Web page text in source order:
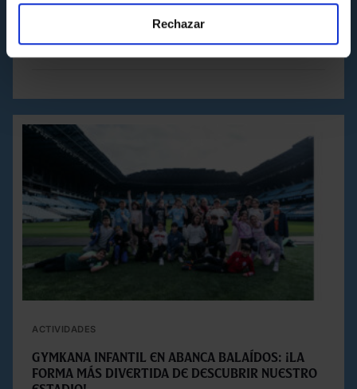
Rechazar
Resumen de la primera Fase de LALIGA
ACTIVIDADES
Gymkana Infantil en Abanca Balaídos: ¡la
forma más divertida de descubrir nuestro